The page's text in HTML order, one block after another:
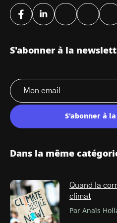
S'abonner à la
S'abonner à
Dans la même
Quand la
climat
Par Anaïs